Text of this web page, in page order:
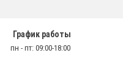
График работы
пн - пт: 09:00-18:00